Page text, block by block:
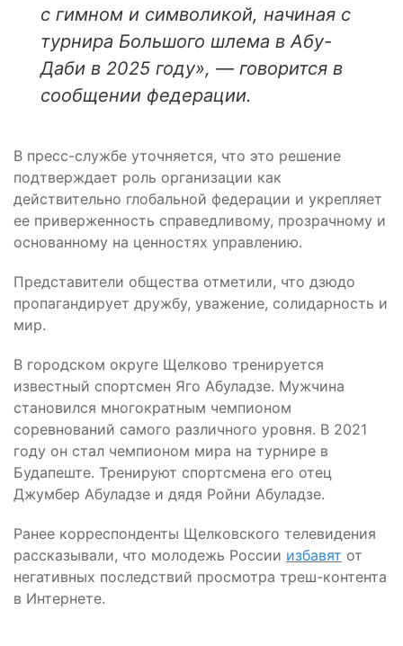
с гимном и символикой, начиная с
турнира Большого шлема в Абу-
Даби в 2025 году», — говорится в
сообщении федерации.
В пресс-службе уточняется, что это решение
подтверждает роль организации как
действительно глобальной федерации и укрепляет
ее приверженность справедливому, прозрачному и
основанному на ценностях управлению.
Представители общества отметили, что дзюдо
пропагандирует дружбу, уважение, солидарность и
мир.
В городском округе Щелково тренируется
известный спортсмен Яго Абуладзе. Мужчина
становился многократным чемпионом
соревнований самого различного уровня. В 2021
году он стал чемпионом мира на турнире в
Будапеште. Тренируют спортсмена его отец
Джумбер Абуладзе и дядя Ройни Абуладзе.
Ранее корреспонденты Щелковского телевидения
рассказывали, что молодежь России избавят от
негативных последствий просмотра треш-контента
в Интернете.